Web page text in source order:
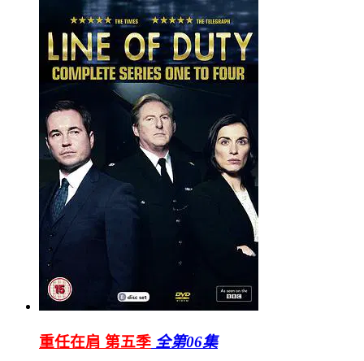
重任在肩 第五季 全第06集